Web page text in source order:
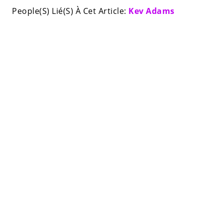
People(S) Lié(S) À Cet Article: Kev Adams